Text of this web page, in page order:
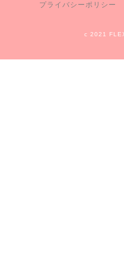
プライバシーポリシー
c 2021